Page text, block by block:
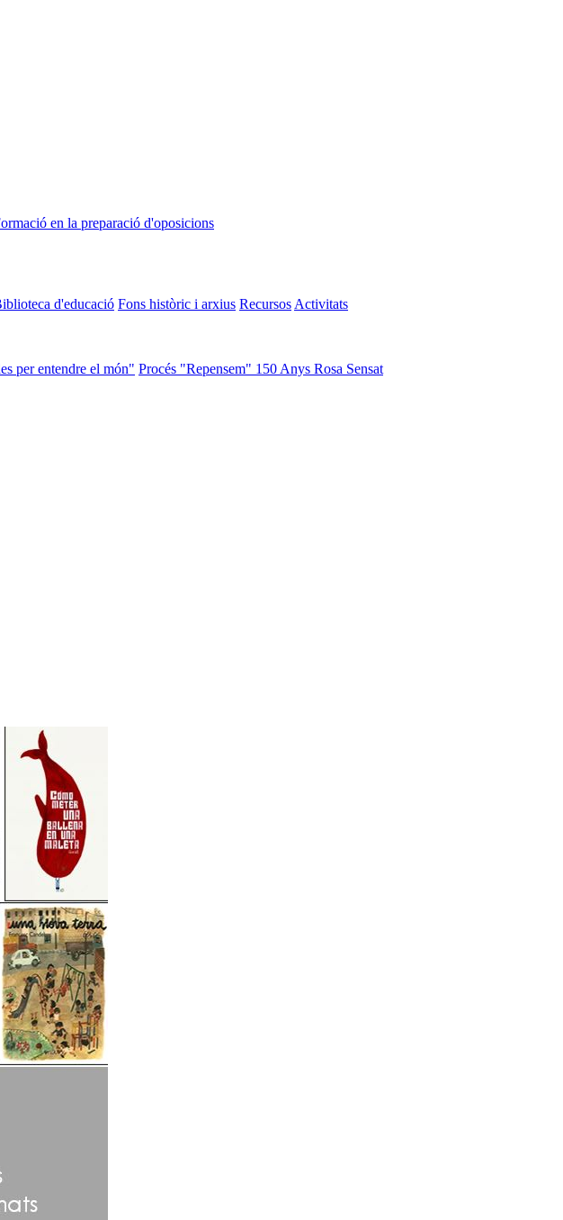
en la preparació d'oposicions
d'educació Fons històric i arxius Recursos Activitats
per entendre el món" Procés "Repensem" 150 Anys Rosa Sensat